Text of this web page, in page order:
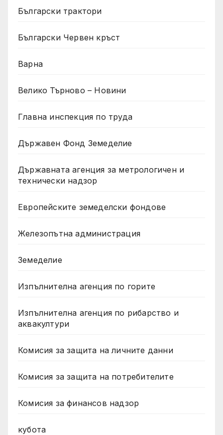
Български трактори
Български Червен кръст
Варна
Велико Търново – Новини
Главна инспекция по труда
Държавен Фонд Земеделие
Държавната агенция за метрологичен и
технически надзор
Европейските земеделски фондове
Железопътна администрация
Земеделие
Изпълнителна агенция по горите
Изпълнителна агенция по рибарство и
аквакултури
Комисия за защита на личните данни
Комисия за защита на потребителите
Комисия за финансов надзор
кубота